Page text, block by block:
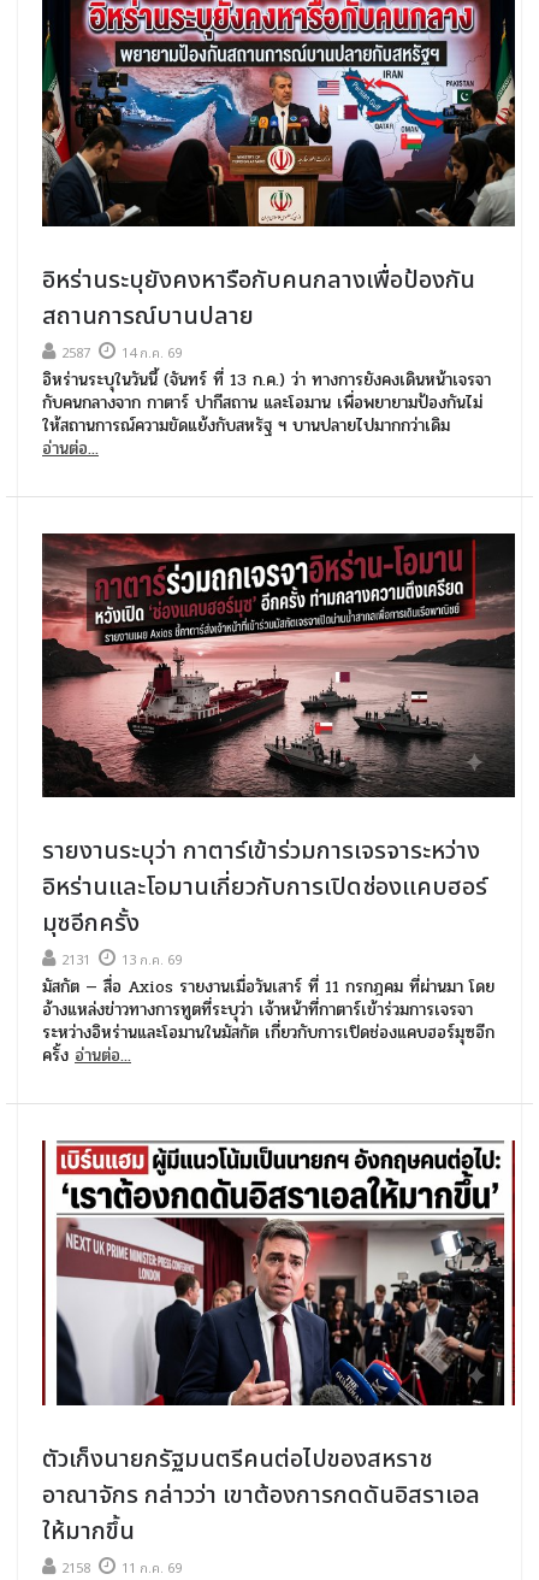
อิหร่านระบุยังคงหารือกับคนกลางเพื่อป้องกัน
สถานการณ์บานปลาย
2587 14 ก.ค. 69
อิหร่านระบุในวันนี้ (จันทร์ ที่ 13 ก.ค.) ว่า ทางการยังคงเดินหน้าเจรจา
กับคนกลางจาก กาตาร์ ปากีสถาน และโอมาน เพื่อพยายามป้องกันไม่
ให้สถานการณ์ความขัดแย้งกับสหรัฐ ฯ บานปลายไปมากกว่าเดิม
อ่านต่อ...
รายงานระบุว่า กาตาร์เข้าร่วมการเจรจาระหว่าง
อิหร่านและโอมานเกี่ยวกับการเปิดช่องแคบฮอร์
มุซอีกครั้ง
2131 13 ก.ค. 69
มัสกัต — สื่อ Axios รายงานเมื่อวันเสาร์ ที่ 11 กรกฎคม ที่ผ่านมา โดย
อ้างแหล่งข่าวทางการทูตที่ระบุว่า เจ้าหน้าที่กาตาร์เข้าร่วมการเจรจา
ระหว่างอิหร่านและโอมานในมัสกัต เกี่ยวกับการเปิดช่องแคบฮอร์มุซอีก
ครั้ง อ่านต่อ...
ตัวเก็งนายกรัฐมนตรีคนต่อไปของสหราช
อาณาจักร กล่าวว่า เขาต้องการกดดันอิสราเอล
ให้มากขึ้น
2158 11 ก.ค. 69